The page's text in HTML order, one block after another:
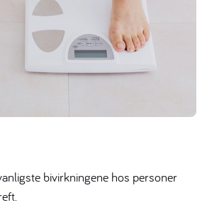
bivirkningene hos personer